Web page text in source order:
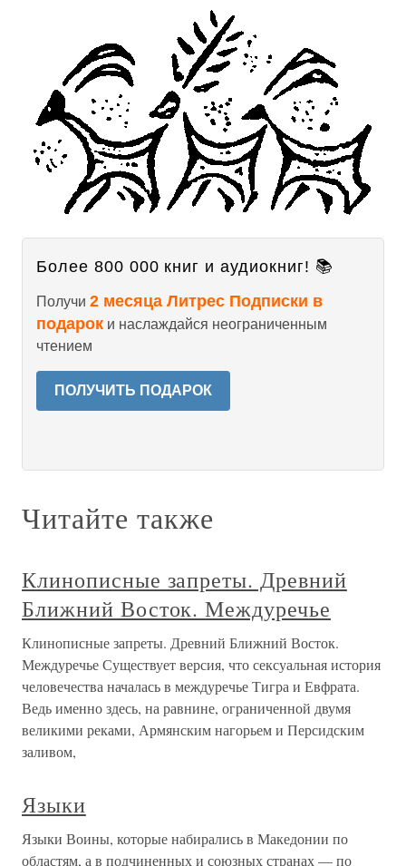
Более 800 000 книг и аудиокниг! 📚
Получи 2 месяца Литрес Подписки в
подарок и наслаждайся неограниченным
чтением
ПОЛУЧИТЬ ПОДАРОК
Читайте также
Клинописные запреты. Древний
Ближний Восток. Междуречье
Клинописные запреты. Древний Ближний Восток.
Междуречье Существует версия, что сексуальная история
человечества началась в междуречье Тигра и Евфрата.
Ведь именно здесь, на равнине, ограниченной двумя
великими реками, Армянским нагорьем и Персидским
заливом,
Языки
Языки Воины, которые набирались в Македонии по
областям, а в подчиненных и союзных странах — по